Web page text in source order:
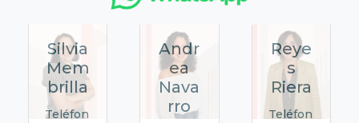
Silvia
Mem
brilla
Teléfon
Andr
ea
Nava
rro
Reye
s
Riera
Teléfon